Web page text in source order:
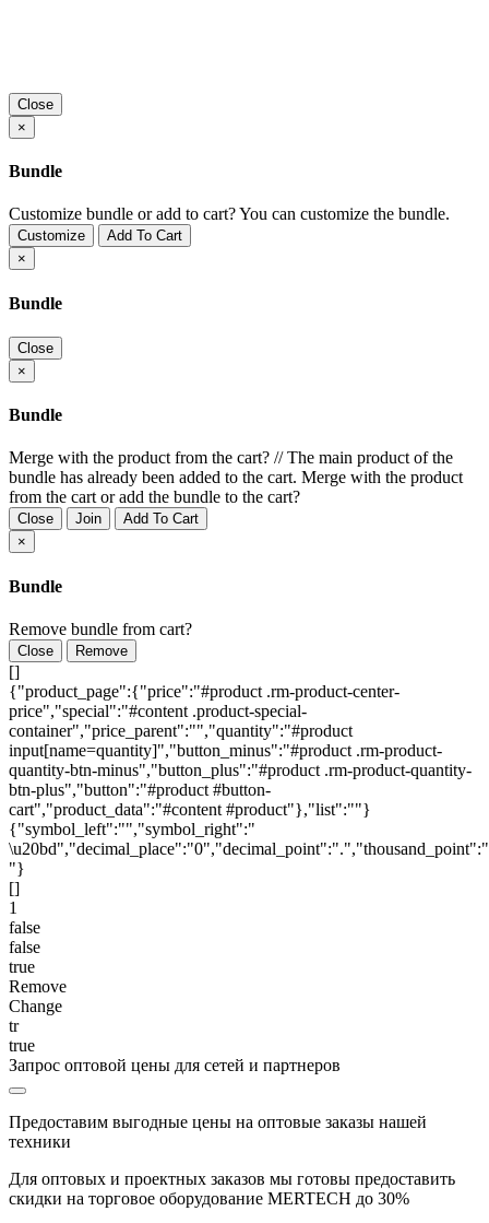
Close
×
Bundle
Customize bundle or add to cart?You can customize the bundle.
Customize
Add To Cart
×
Bundle
Close
×
Bundle
Merge with the product from the cart? //The main product of the
bundle has already been added to the cart. Merge with the product
from the cart or add the bundle to the cart?
Close Join
Add To Cart
×
Bundle
Remove bundle from cart?
Close Remove
[]
{"product_page":{"price":"#product .rm-product-center-
price","special":"#content .product-special-
container","price_parent":"","quantity":"#product
input[name=quantity]","button_minus":"#product .rm-product-
quantity-btn-minus","button_plus":"#product .rm-product-quantity-
btn-plus","button":"#product #button-
cart","product_data":"#content #product"},"list":""}
{"symbol_left":"","symbol_right":"
\u20bd","decimal_place":"0","decimal_point":".","thousand_point":"
"}
[]
1
false
false
true
Remove
Change
tr
true
Запрос оптовой цены для сетей и партнеров
Предоставим выгодные цены на оптовые заказы нашей
техники
Для оптовых и проектных заказов мы готовы предоставить
скидки на торговое оборудование MERTECH до 30%